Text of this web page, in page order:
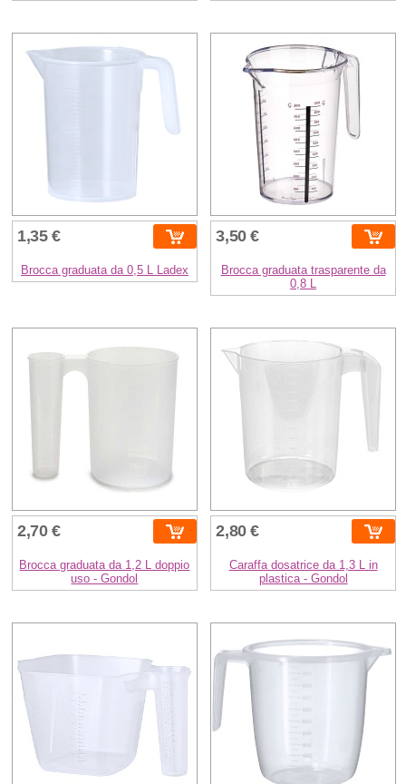
1,35 €
Brocca graduata da 0,5 L Ladex
3,50 €
Brocca graduata trasparente da
0,8 L
2,70 €
Brocca graduata da 1,2 L doppio
uso - Gondol
2,80 €
Caraffa dosatrice da 1,3 L in
plastica - Gondol